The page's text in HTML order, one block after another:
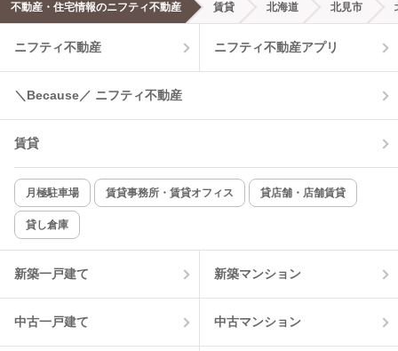
エアコンあり 都市ガス
温水洗浄便座 オートロック
コンロ2口以上
新着のみ インターネット無料
該当件数:
物件一覧に反映
不動産・住宅情報のニフティ不動産 賃貸 北海道 北見市
ニフティ不動産 ニフティ不動産アプリ
＼Because／ ニフティ不動産
賃貸
月極駐車場 賃貸事務所・賃貸オフィス 貸店舗・店舗賃貸
貸し倉庫
新築一戸建て 新築マンション
中古一戸建て 中古マンション